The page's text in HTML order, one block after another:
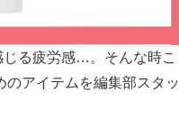
る疲労感…。そんな時こ
アイテムを編集部スタッ